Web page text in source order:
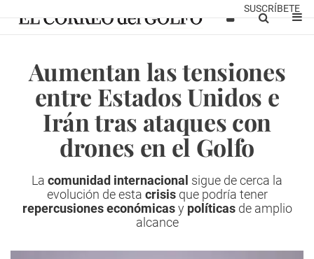
SUSCRÍBETE
Aumentan las tensiones
entre Estados Unidos e
Irán tras ataques con
drones en el Golfo
La comunidad internacional sigue de cerca la
evolución de esta crisisque podría tener
repercusiones económicasypolíticasde amplio
alcance